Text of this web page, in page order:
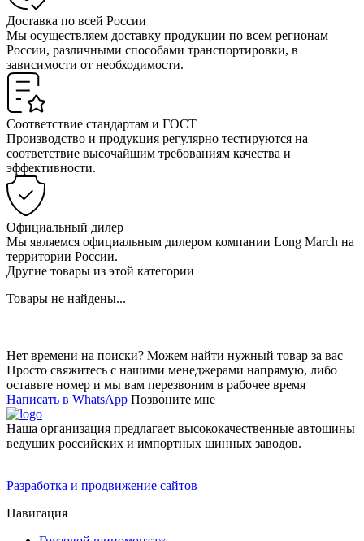
Доставка по всей России
Мы осуществляем доставку продукции по всем регионам
России, различными способами транспортировки, в
зависимости от необходимости.
Соответствие стандартам и ГОСТ
Производство и продукция регулярно тестируются на
соответствие высочайшим требованиям качества и
эффективности.
Официальный дилер
Мы являемся официальным дилером компании Long March на
территории России.
Другие товары из этой категории
Товары не найдены...
Нет времени на поиски? Можем найти нужный товар за вас
Просто свяжитесь с нашими менеджерами напрямую, либо
оставьте номер и мы вам перезвоним в рабочее время
Написать в WhatsApp Позвоните мне
Наша организация предлагает высококачественные автошины
ведущих российских и импортных шинных заводов.
Разработка и продвижение сайтов
Навигация